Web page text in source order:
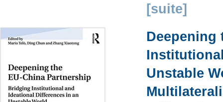
[suite]
Deepening
Unstable